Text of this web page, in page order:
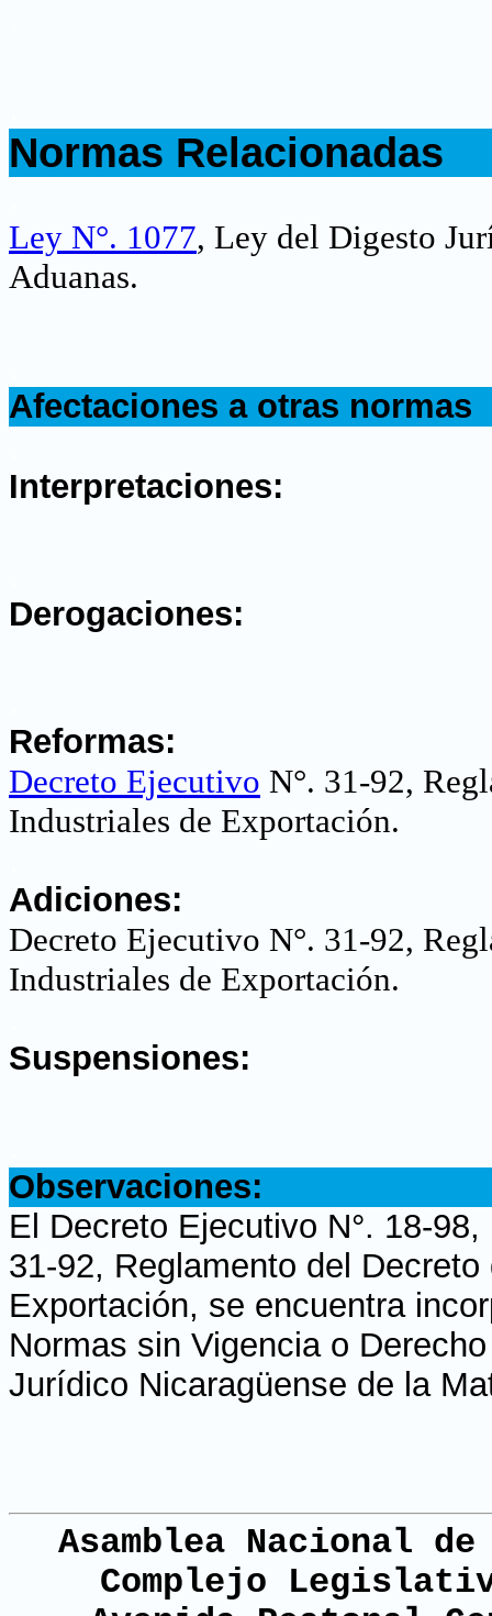
Normas Relacionadas
Ley N°. 1077, Ley del Digesto
Aduanas.
Afectaciones a otras normas
Interpretaciones:
Derogaciones:
Reformas:
Decreto Ejecutivo N°. 31-92,
Industriales de Exportación.
Adiciones:
Decreto Ejecutivo N°. 31-92,
Industriales de Exportación.
Suspensiones:
Observaciones:
El Decreto Ejecutivo N°. 18-
31-92, Reglamento del
Exportación, se encuentra
Normas sin Vigencia o
Jurídico Nicaragüense de la
Asamblea Nacional
Complejo